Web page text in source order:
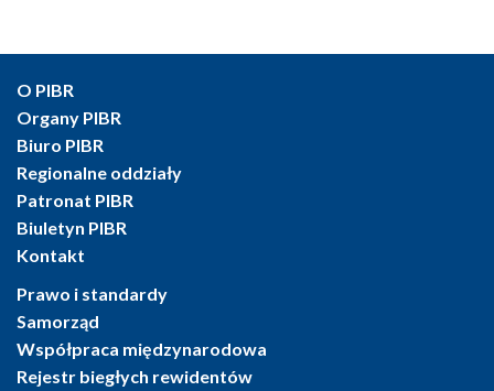
O PIBR
Organy PIBR
Biuro PIBR
Regionalne oddziały
Patronat PIBR
Biuletyn PIBR
Kontakt
Prawo i standardy
Samorząd
Współpraca międzynarodowa
Rejestr biegłych rewidentów